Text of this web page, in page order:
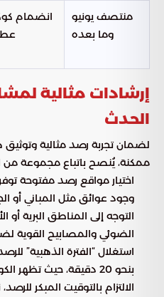
منتصف يونيو
وما بعده
انضمام
إرشادات مثالية
الحدث
لضمان تجربة رصد مثالية
ممكنة، يُنصح باتباع مجموعة من
اختيار مواقع رصد مفتوحة
وجود عوائق مثل المباني أو
التوجه إلى المناطق البرية أو
الضوئي والمصابيح القوية
استغلال “الفترة الذهبية”
بنحو 20 دقيقة، حيث تظهر الكواكب بأبهى حلة.
الالتزام بالتوقيت المبكر